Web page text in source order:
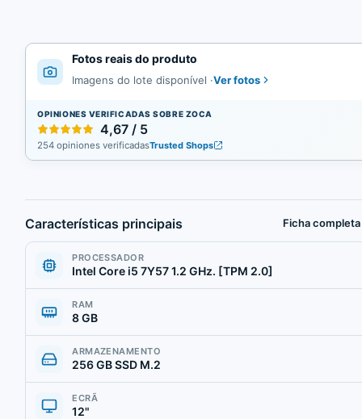
Fotos reais do produto
Imagens do lote disponível ·Ver fotos
OPINIONES VERIFICADAS SOBRE ZOCA
4,67 / 5
254 opiniones verificadasTrusted Shops
Características principais Ficha completa
PROCESSADOR
Intel Core i5 7Y57 1.2 GHz. [TPM 2.0]
RAM
8 GB
ARMAZENAMENTO
256 GB SSD M.2
ECRÃ
12"